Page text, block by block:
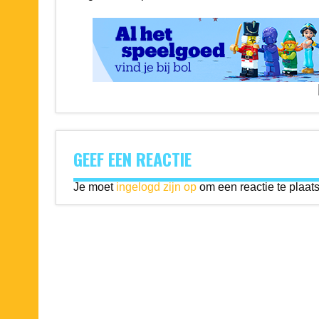
GEEF EEN REACTIE
Je moet ingelogd zijn opom een reactie te